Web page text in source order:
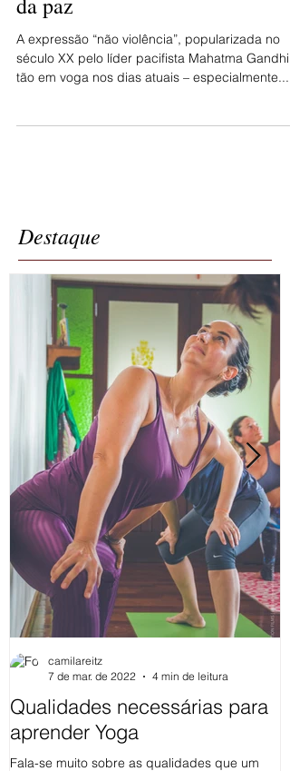
A não violência como alicerce
da paz
A expressão “não violência”, popularizada no
Destaque
Qualidades necessárias para
camilareitz
7 de mar. de 2022
4 min de leitura